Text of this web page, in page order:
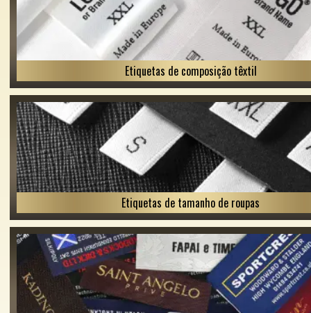
Etiquetas de composição têxtil
Etiquetas de tamanho de roupas